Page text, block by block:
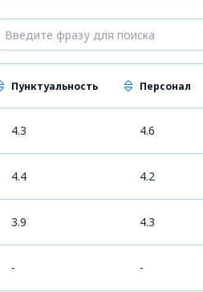
Пунктуальность Персонал
4.3 4.6
4.4 4.2
3.9 4.3
- -